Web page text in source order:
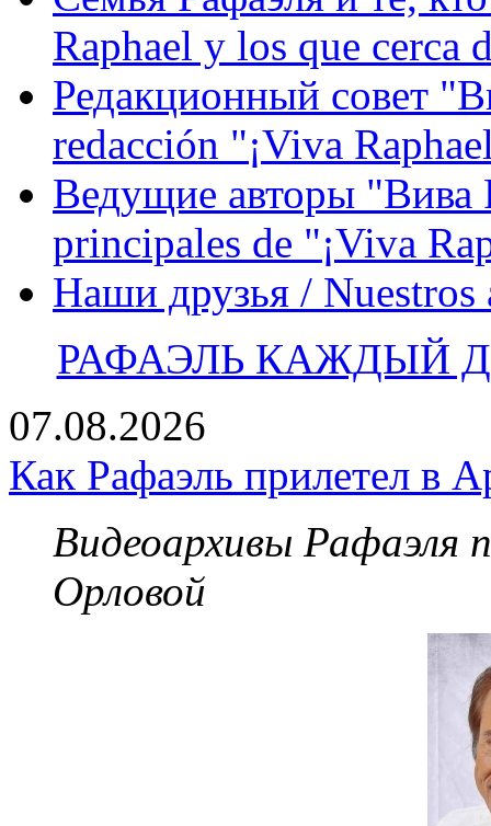
Raphael y los que cerca
Редакционный совет
redacción "¡Viva
Ведущие авторы "Вива
principales de "¡Viva
Наши друзья / Nuestros
РАФАЭЛЬ КАЖДЫЙ
07.08.2026
Как Рафаэль прилетел в
Видеоархивы Рафаэля
Орловой